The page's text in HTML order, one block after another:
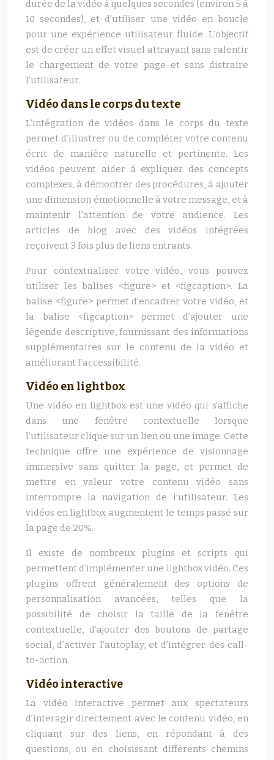
durée de la vidéo à quelques secondes (environ 5 à
10 secondes), et d’utiliser une vidéo en boucle
pour une expérience utilisateur fluide. L’objectif
est de créer un effet visuel attrayant sans ralentir
le chargement de votre page et sans distraire
l’utilisateur.
Vidéo dans le corps du texte
L’intégration de vidéos dans le corps du texte
permet d’illustrer ou de compléter votre contenu
écrit de manière naturelle et pertinente. Les
vidéos peuvent aider à expliquer des concepts
complexes, à démontrer des procédures, à ajouter
une dimension émotionnelle à votre message, et à
maintenir l’attention de votre audience. Les
articles de blog avec des vidéos intégrées
reçoivent 3 fois plus de liens entrants.
Pour contextualiser votre vidéo, vous pouvez
utiliser les balises <figure> et <figcaption>. La
balise <figure> permet d’encadrer votre vidéo, et
la balise <figcaption> permet d’ajouter une
légende descriptive, fournissant des informations
supplémentaires sur le contenu de la vidéo et
améliorant l’accessibilité.
Vidéo en lightbox
Une vidéo en lightbox est une vidéo qui s’affiche
dans une fenêtre contextuelle lorsque
l’utilisateur clique sur un lien ou une image. Cette
technique offre une expérience de visionnage
immersive sans quitter la page, et permet de
mettre en valeur votre contenu vidéo sans
interrompre la navigation de l’utilisateur. Les
vidéos en lightbox augmentent le temps passé sur
la page de 20%.
Il existe de nombreux plugins et scripts qui
permettent d’implémenter une lightbox vidéo. Ces
plugins offrent généralement des options de
personnalisation avancées, telles que la
possibilité de choisir la taille de la fenêtre
contextuelle, d’ajouter des boutons de partage
social, d’activer l’autoplay, et d’intégrer des call-
to-action.
Vidéo interactive
La vidéo interactive permet aux spectateurs
d’interagir directement avec le contenu vidéo, en
cliquant sur des liens, en répondant à des
questions, ou en choisissant différents chemins